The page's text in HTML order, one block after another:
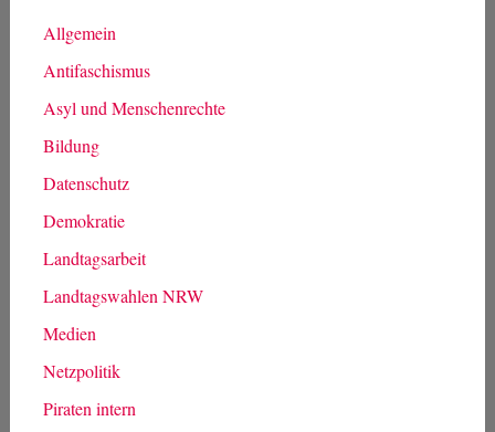
Allgemein
Antifaschismus
Asyl und Menschenrechte
Bildung
Datenschutz
Demokratie
Landtagsarbeit
Landtagswahlen NRW
Medien
Netzpolitik
Piraten intern